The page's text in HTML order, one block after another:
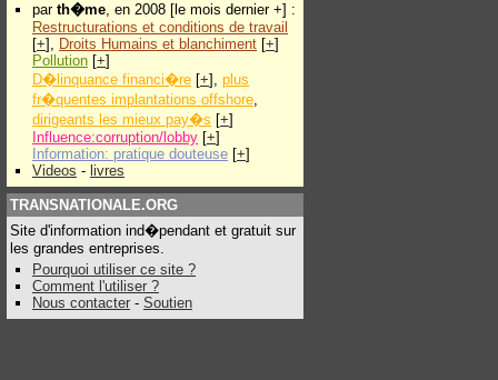
par th�me, en 2008 [le mois dernier +] :
Restructurations et conditions de travail
[+], Droits Humains et blanchiment [+]
Pollution [+]
D�linquance financi�re [+], plus
fr�quentes implantations offshore,
dirigeants les mieux pay�s [+]
Influence:corruption/lobby [+]
Information: pratique douteuse [+]
Videos - livres
TRANSNATIONALE.ORG
Site d'information ind�pendant et gratuit sur
les grandes entreprises.
Pourquoi utiliser ce site ?
Comment l'utiliser ?
Nous contacter - Soutien